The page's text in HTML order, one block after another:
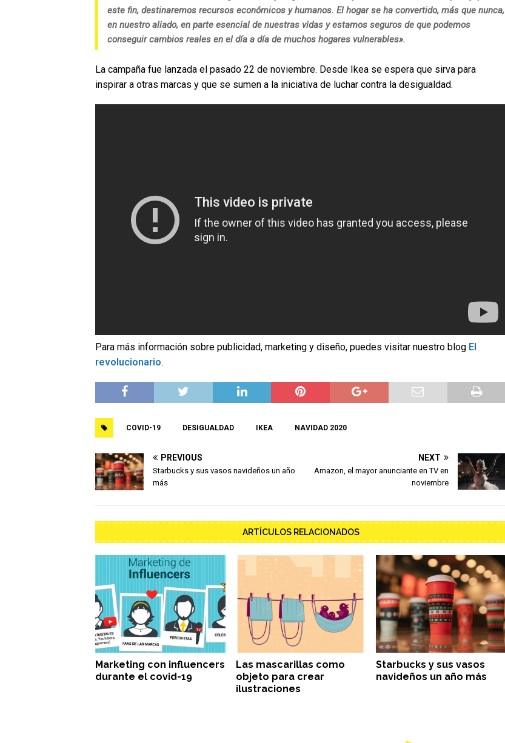
este fin, destinaremos recursos económicos y humanos. El hogar se ha convertido, más que nunca,
en nuestro aliado, en parte esencial de nuestras vidas y estamos seguros de que podemos
conseguir cambios reales en el día a día de muchos hogares vulnerables».
La campaña fue lanzada el pasado 22 de noviembre. Desde Ikea se espera que sirva para
inspirar a otras marcas y que se sumen a la iniciativa de luchar contra la desigualdad.
Para más información sobre publicidad, marketing y diseño, puedes visitar nuestro blog El
revolucionario.
COVID-19 DESIGUALDAD IKEA NAVIDAD 2020
PREVIOUS
Starbucks y sus vasos navideños un año
más
NEXT
Amazon, el mayor anunciante en TV en
noviembre
ARTÍCULOS RELACIONADOS
Marketing con influencers
durante el covid-19
Las mascarillas como
objeto para crear
ilustraciones
Starbucks y sus vasos
navideños un año más